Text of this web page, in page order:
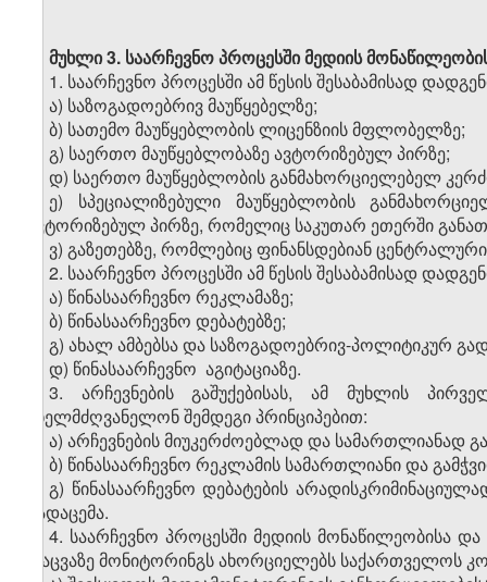
მუხლი 3. საარჩევნო პროცესში მედიის
1. საარჩევნო პროცესში ამ წესის შესაბამისად
ა) საზოგადოებრივ მაუწყებელზე;
ბ) სათემო მაუწყებლობის ლიცენზიის მფლობელზე;
გ) საერთო მაუწყებლობაზე ავტორიზებულ პირზე;
დ) საერთო მაუწყებლობის განმახორციელებელ
ე) სპეციალიზებული მაუწყებლობის
ავტორიზებულ პირზე, რომელიც საკუთარ ეთერში
ვ) გაზეთებზე, რომლებიც ფინანსდებიან
2. საარჩევნო პროცესში ამ წესის შესაბამისად
ა) წინასაარჩევნო რეკლამაზე;
ბ) წინასაარჩევნო დებატებზე;
გ) ახალ ამბებსა და საზოგადოებრივ-პოლიტიკურ
დ) წინასაარჩევნო აგიტაციაზე.
3. არჩევნების გაშუქებისას, ამ მუხლის
იხელმძღვანელონ შემდეგი პრინციპებით:
ა) არჩევნების მიუკერძოებლად და სამართლიანად
ბ) წინასაარჩევნო რეკლამის სამართლიანი და
გ) წინასაარჩევნო დებატების
გადაცემა.
4. საარჩევნო პროცესში მედიის მონაწილეობისა და
დაცვაზე მონიტორინგს ახორციელებს საქართველოს